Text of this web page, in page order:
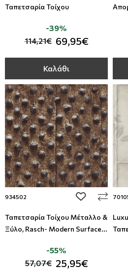
Ταπετσαρία Τοίχου
114,21€ 69,95€
-39%
Καλάθι
934502 add to
Ταπετσαρία Τοίχου Μέταλλο &
Ξύλο, Rasch- Modern Surfaces
57,07€ 25,95€
-55%